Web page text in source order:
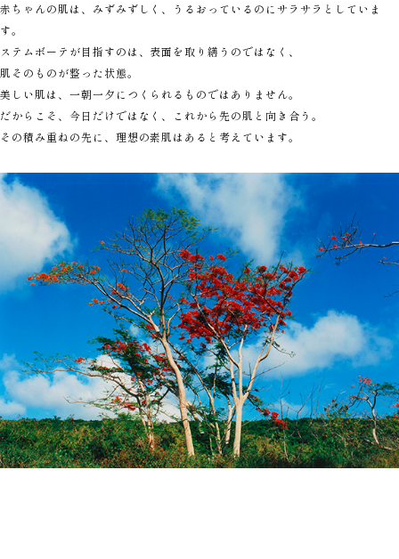
赤ちゃんの肌は、みずみずしく、うるおっているのにサラサラとしていま
す。
ステムボーテが目指すのは、表面を取り繕うのではなく、
肌そのものが整った状態。
美しい肌は、一朝一夕につくられるものではありません。
だからこそ、今日だけではなく、これから先の肌と向き合う。
その積み重ねの先に、理想の素肌はあると考えています。